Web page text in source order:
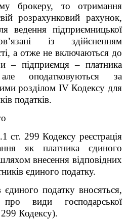
брокеру, то отримання
розрахунковий рахунок,
ведення підприємницької
із здійсненням
а отже не включаються до
– підприємця – платника
оподатковуються за
розділом IV Кодексу для
податків.
ст. 299 Кодексу реєстрація
як платника єдиного
внесення відповідних
єдиного податку.
єдиного податку вносяться,
про види господарської
299 Кодексу).